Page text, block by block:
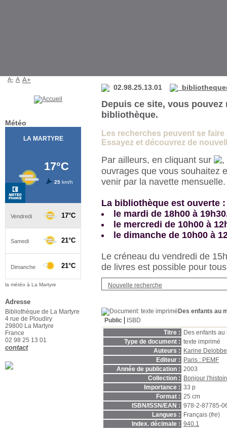
Les recherches peuvent se
Essayez et découvrez de
Par ailleurs, en cliquant sur
,
ouvrages que vous souhaitez
venir par la navette
La bibliothèque est ouverte :
le mardi de 18h00 à
le mercredi de 10h00 à
le dimanche de 10h00 à
Le créneau du vendredi de
de livres est possible pour
Nouvelle recherche
Des enfants au
Public
ISBD
Titre : Des enfants au
Type de document : texte imprimé
Auteurs : Karine Delobbe
Editeur : Paris : PEMF
Année de publication : 2003
Collection : Bonjour
Importance : 33 p
Format : 25 cm
ISBN/ISSN/EAN : 978-2-87785-
Langues : Français (fre)
Index. décimale : 940.1
02.98.25.13.01
Depuis ce site, vous
bibliothèque.
A- A A+
Météo
la météo à La Martyre
Adresse
Bibliothèque de La Martyre
4 rue de Ploudiry
29800 La Martyre
France
02 98 25 13 01
contact